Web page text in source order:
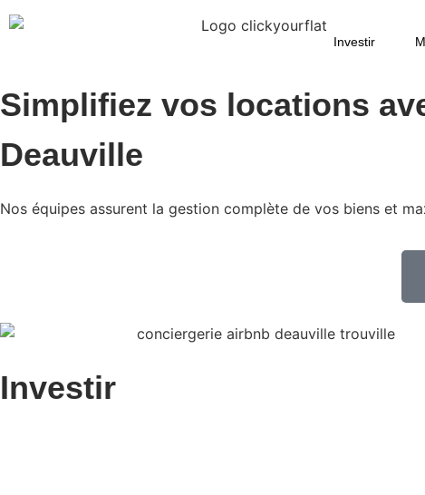
Investir
Simplifiez vos locations
Deauville
Nos équipes assurent la gestion complète de vos biens et
Investir